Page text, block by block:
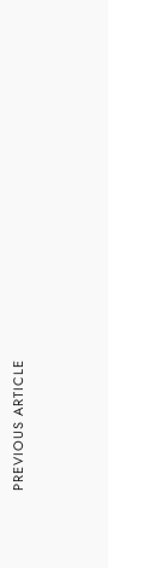
PREVIOUS ARTICLE